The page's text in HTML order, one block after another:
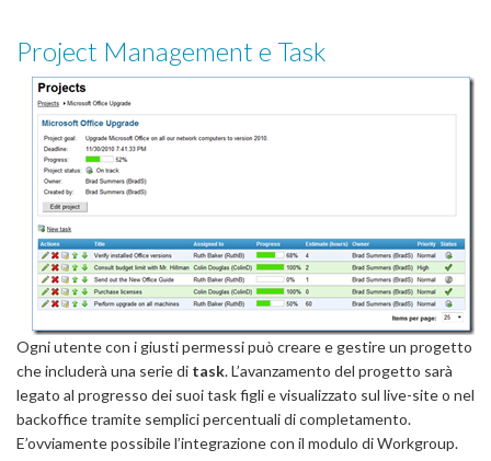
Project Management e Task
Ogni utente con i giusti permessi può creare e gestire un progetto
che includerà una serie di task. L’avanzamento del progetto sarà
legato al progresso dei suoi task figli e visualizzato sul live-site o nel
backoffice tramite semplici percentuali di completamento.
E’ovviamente possibile l’integrazione con il modulo di Workgroup.